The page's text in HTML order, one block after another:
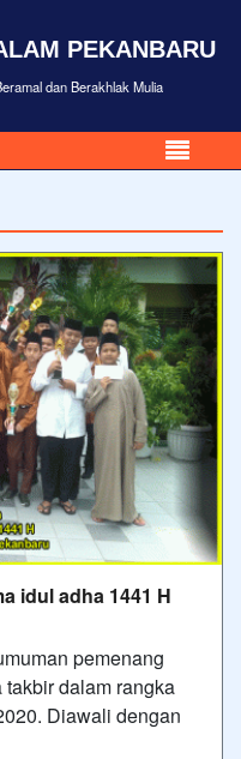
PEKANBARU
dan Berakhlak Mulia
idul adha 1441 H
pemenang
dalam rangka
Diawali dengan